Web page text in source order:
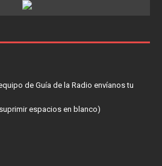
de Guía de la Radio envíanos tu
espacios en blanco)